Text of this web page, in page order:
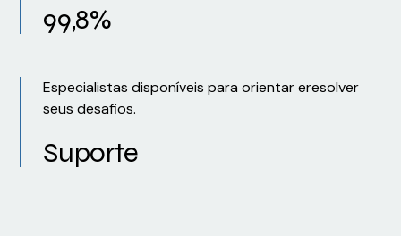
99,8%
Especialistas disponíveis para orientar eresolver
seus desafios.
Suporte